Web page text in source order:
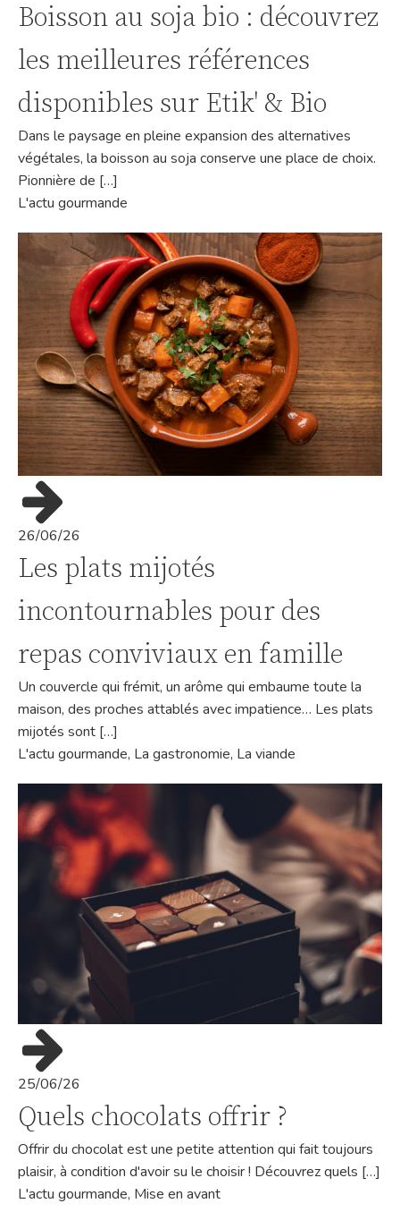
Boisson au soja bio : découvrez
les meilleures références
disponibles sur Etik' & Bio
Dans le paysage en pleine expansion des alternatives
végétales, la boisson au soja conserve une place de choix.
Pionnière de […]
L'actu gourmande
26/06/26
Les plats mijotés
incontournables pour des
repas conviviaux en famille
Un couvercle qui frémit, un arôme qui embaume toute la
maison, des proches attablés avec impatience… Les plats
mijotés sont […]
L'actu gourmande, La gastronomie, La viande
25/06/26
Quels chocolats offrir ?
Offrir du chocolat est une petite attention qui fait toujours
plaisir, à condition d'avoir su le choisir ! Découvrez quels […]
L'actu gourmande, Mise en avant